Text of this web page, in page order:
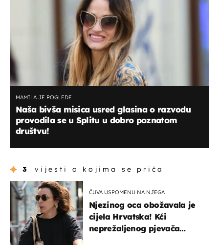
MAMILA JE POGLEDE
Naša bivša misica usred glasina o razvodu
provodila se u Splitu u dobro poznatom
društvu!
3 vijesti o kojima se priča
ČUVA USPOMENU NA NJEGA
Njezinog oca obožavala je
cijela Hrvatska! Kći
neprežaljenog pjevača